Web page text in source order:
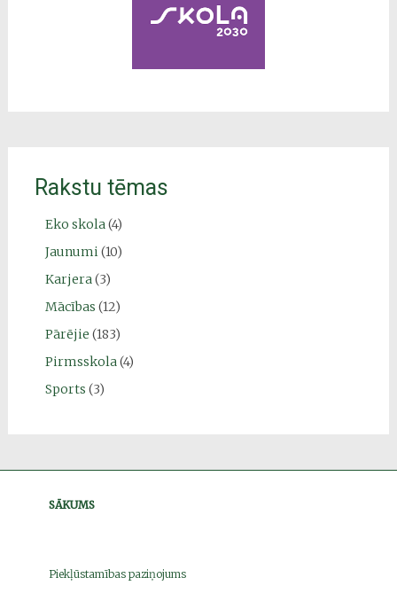
Rakstu tēmas
Eko skola(4)
Jaunumi(10)
Karjera(3)
Mācības (12)
Pārējie (183)
Pirmsskola(4)
Sports (3)
SĀKUMS
Piekļūstamības paziņojums